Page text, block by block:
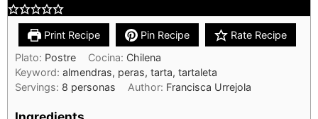
Print Recipe Pin Recipe
Rate Recipe
Plato: Postre Cocina: Chilena
Keyword: almendras, peras, tarta, tartaleta
Servings: 8 personas Author: Francisca Urrejola